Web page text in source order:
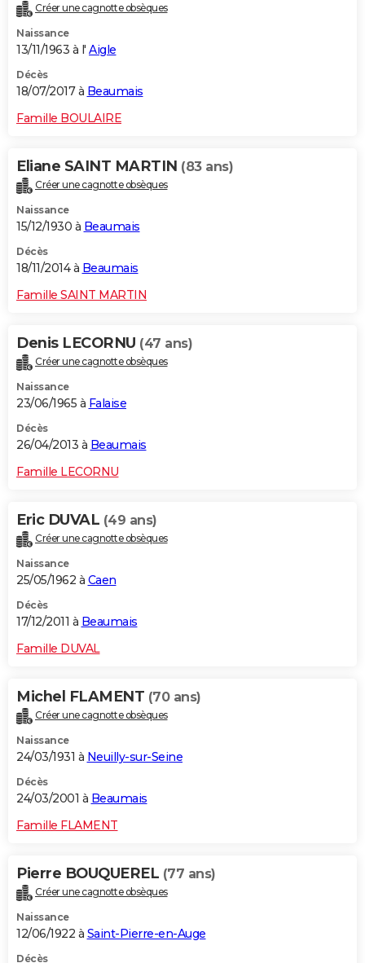
Créer une cagnotte obsèques
Naissance
13/11/1963 à l' Aigle
Décès
18/07/2017 à Beaumais
Famille BOULAIRE
Eliane SAINT MARTIN (83 ans)
Créer une cagnotte obsèques
Naissance
15/12/1930 à Beaumais
Décès
18/11/2014 à Beaumais
Famille SAINT MARTIN
Denis LECORNU (47 ans)
Créer une cagnotte obsèques
Naissance
23/06/1965 à Falaise
Décès
26/04/2013 à Beaumais
Famille LECORNU
Eric DUVAL (49 ans)
Créer une cagnotte obsèques
Naissance
25/05/1962 à Caen
Décès
17/12/2011 à Beaumais
Famille DUVAL
Michel FLAMENT (70 ans)
Créer une cagnotte obsèques
Naissance
24/03/1931 à Neuilly-sur-Seine
Décès
24/03/2001 à Beaumais
Famille FLAMENT
Pierre BOUQUEREL (77 ans)
Créer une cagnotte obsèques
Naissance
12/06/1922 à Saint-Pierre-en-Auge
Décès